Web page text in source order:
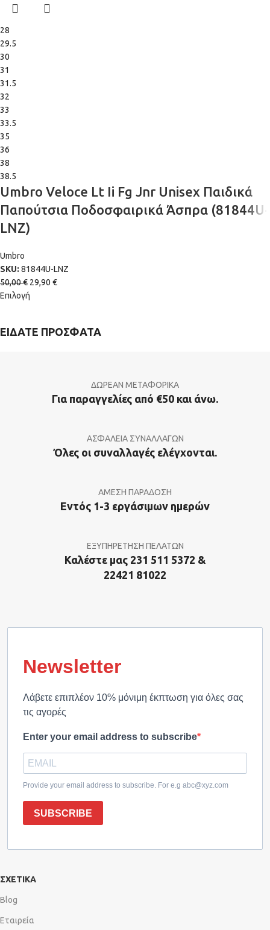
28
29.5
30
31
31.5
32
33
33.5
35
36
38
38.5
Umbro Veloce Lt Ii Fg Jnr Unisex Παιδικά
Παπούτσια Ποδοσφαιρικά Άσπρα (81844U-
LNZ)
Umbro
SKU: 81844U-LNZ
50,00€ 29,90 €
Επιλογή
ΕΙΔΑΤΕ ΠΡΟΣΦΑΤΑ
ΔΩΡΕΑΝ ΜΕΤΑΦΟΡΙΚΑ
Για παραγγελίες από €50 και άνω.
ΑΣΦΑΛΕΙΑ ΣΥΝΑΛΛΑΓΩΝ
Όλες οι συναλλαγές ελέγχονται.
ΑΜΕΣΗ ΠΑΡΑΔΟΣΗ
Εντός 1-3 εργάσιμων ημερών
ΕΞΥΠΗΡΕΤΗΣΗ ΠΕΛΑΤΩΝ
Καλέστε μας 231 511 5372 &
22421 81022
Newsletter
Λάβετε επιπλέον 10% μόνιμη έκπτωση για όλες σας
τις αγορές
Enter your email address to subscribe
Provide your email address to subscribe. For e.g abc@xyz.com
SUBSCRIBE
ΣΧΕΤΙΚΑ
Blog
Εταιρεία